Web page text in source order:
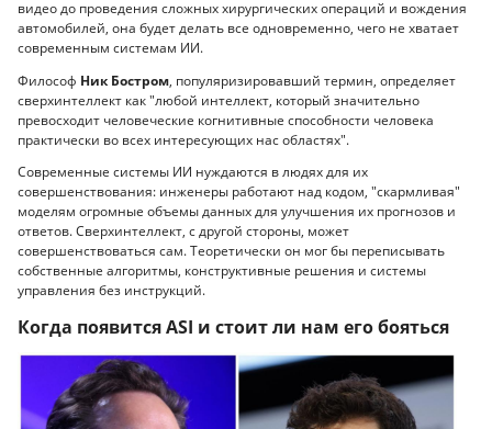
видео до проведения сложных хирургических операций и вождения
автомобилей, она будет делать все одновременно, чего не хватает
современным системам ИИ.
Философ Ник Бостром, популяризировавший термин, определяет
сверхинтеллект как "любой интеллект, который значительно
превосходит человеческие когнитивные способности человека
практически во всех интересующих нас областях".
Современные системы ИИ нуждаются в людях для их
совершенствования: инженеры работают над кодом, "скармливая"
моделям огромные объемы данных для улучшения их прогнозов и
ответов. Сверхинтеллект, с другой стороны, может
совершенствоваться сам. Теоретически он мог бы переписывать
собственные алгоритмы, конструктивные решения и системы
управления без инструкций.
Когда появится ASI и стоит ли нам его бояться